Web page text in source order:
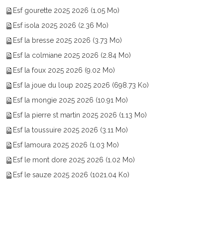
Esf gourette 2025 2026 (1.05 Mo)
Esf isola 2025 2026 (2.36 Mo)
Esf la bresse 2025 2026 (3.73 Mo)
Esf la colmiane 2025 2026 (2.84 Mo)
Esf la foux 2025 2026 (9.02 Mo)
Esf la joue du loup 2025 2026 (698.73 Ko)
Esf la mongie 2025 2026 (10.91 Mo)
Esf la pierre st martin 2025 2026 (1.13 Mo)
Esf la toussuire 2025 2026 (3.11 Mo)
Esf lamoura 2025 2026 (1.03 Mo)
Esf le mont dore 2025 2026 (1.02 Mo)
Esf le sauze 2025 2026 (1021.04 Ko)